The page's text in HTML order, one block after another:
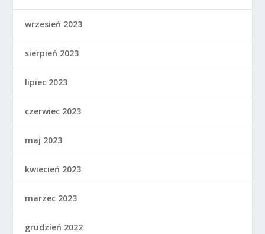
wrzesień 2023
sierpień 2023
lipiec 2023
czerwiec 2023
maj 2023
kwiecień 2023
marzec 2023
grudzień 2022